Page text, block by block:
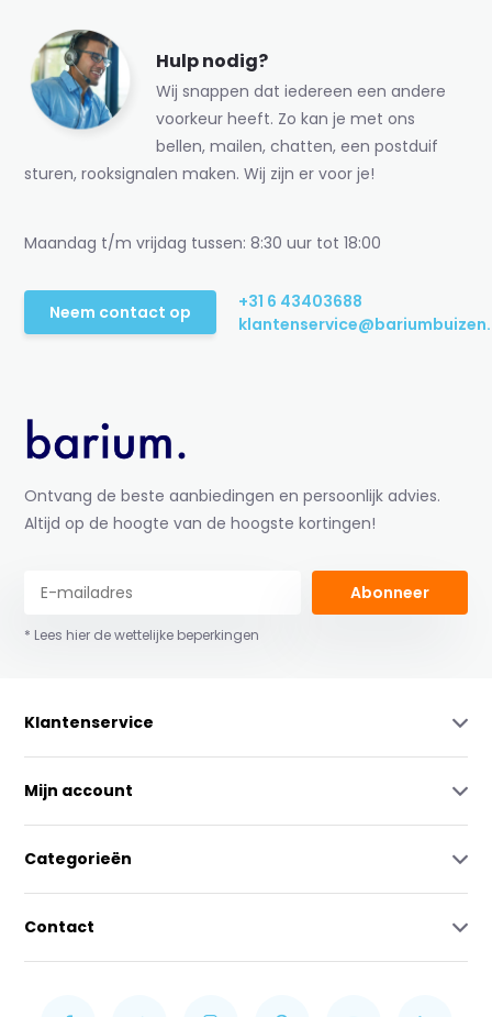
Hulp nodig?
Wij snappen dat iedereen een andere
voorkeur heeft. Zo kan je met ons
bellen, mailen, chatten, een postduif
sturen, rooksignalen maken. Wij zijn er voor je!
Maandag t/m vrijdag tussen: 8:30 uur tot 18:00
Neem contact op
+31 6 43403688
Ontvang de beste aanbiedingen en persoonlijk advies.
Altijd op de hoogte van de hoogste kortingen!
Abonneer
* Lees hier de wettelijke beperkingen
Klantenservice
Mijn account
Categorieën
Contact